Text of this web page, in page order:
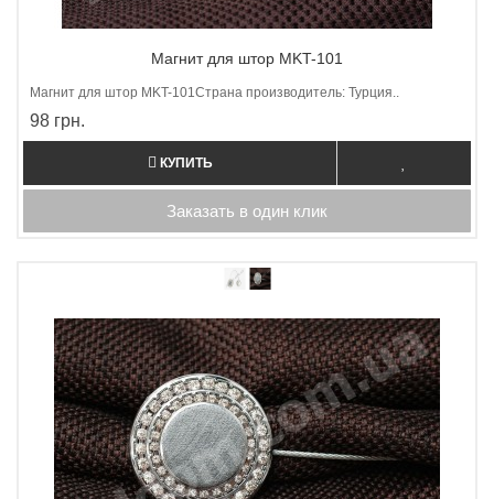
Магнит для штор MKT-101
Магнит для штор МKT-101Страна производитель: Турция..
98 грн.
КУПИТЬ
Заказать в один клик